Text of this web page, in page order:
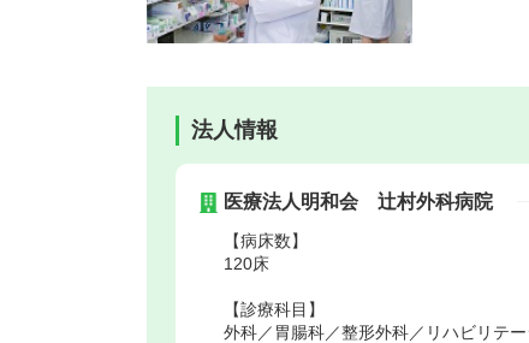
法人情報
医療法人明和会 辻村外科病院
【病床数】
120床
【診療科目】
外科／胃腸科／整形外科／リハビリテ